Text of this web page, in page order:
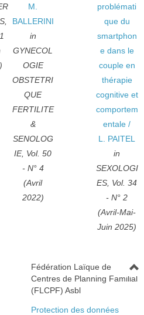
M.
BALLERINI
in
GYNECOL
OGIE
OBSTETRI
QUE
FERTILITE
&
SENOLOG
IE, Vol. 50
- N° 4
(Avril
2022)
problémati
que du
smartphon
e dans le
couple en
thérapie
cognitive et
comportem
entale /
L. PAITEL
in
SEXOLOGI
ES, Vol. 34
- N° 2
(Avril-Mai-
Juin 2025)
Fédération Laïque de
Centres de Planning Familial
(FLCPF) Asbl
Protection des données